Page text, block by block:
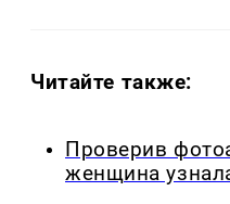
Читайте также:
Проверив
женщина